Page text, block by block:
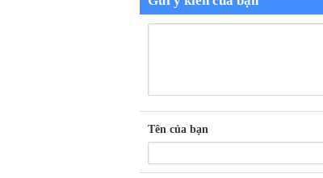
Tên của bạn